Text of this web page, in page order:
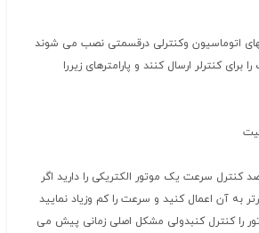
اتوماسیون وکنترلی درقسمتی نصب می شوند
کنترلر ارسال کنند و پارامترهای زیررا
کنترل سرعت یک موتور الکتریکی را دارید اگر
به آن اعمال کنید و سرعت را کم وزیاد نمایید
را کنترل کنبدولی مشکل اصلی زمانی پیش می